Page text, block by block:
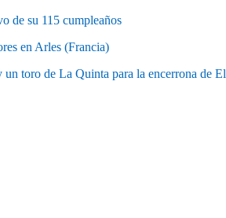
de su 115 cumpleaños
en Arles (Francia)
toro de La Quinta para la encerrona de El